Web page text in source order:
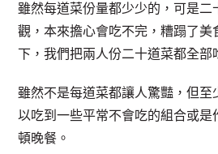
雖然每道菜份量都少少的，可是二
觀，本來擔心會吃不完，糟蹋了美
下，我們把兩人份二十道菜都全部
雖然不是每道菜都讓人驚豔，但至
以吃到一些平常不會吃的組合或是
頓晚餐。